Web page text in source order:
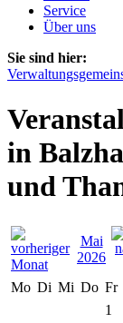
Service
Über uns
Sie sind hier:
in
und
Mai
2026
Mo Di Mi Do Fr
1